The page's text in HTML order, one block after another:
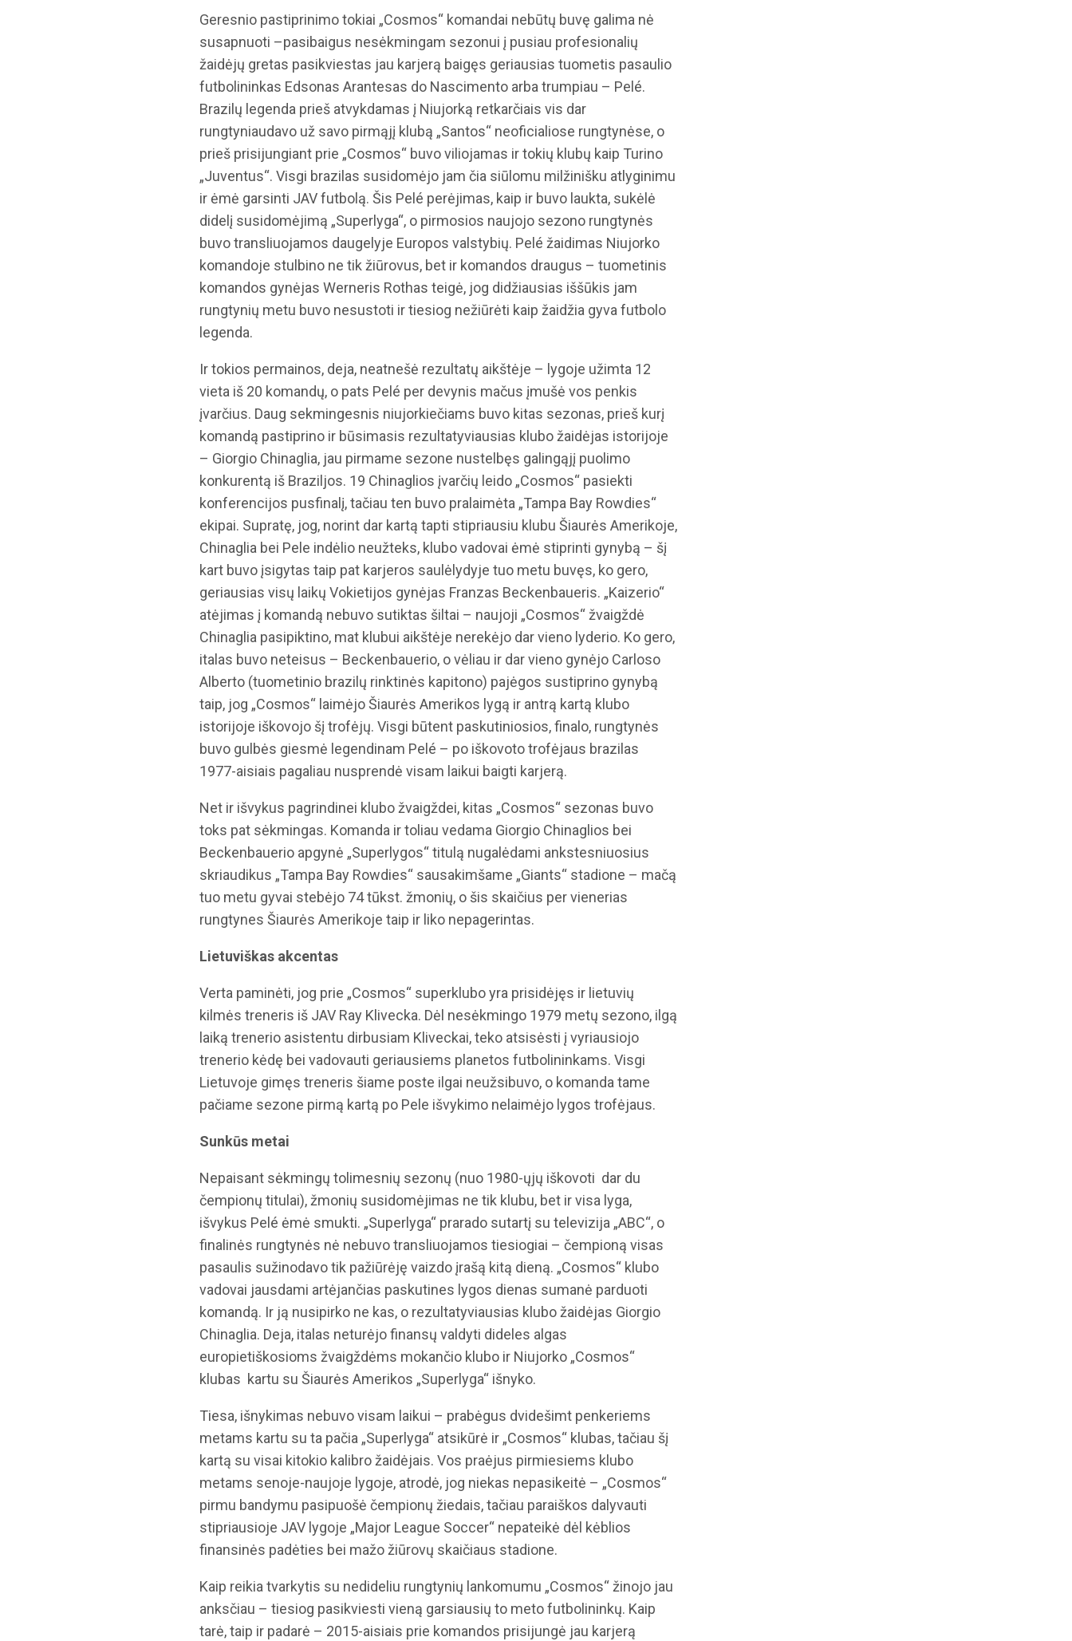
Geresnio pastiprinimo tokiai „Cosmos“ komandai nebūtų buvę galima nė
susapnuoti –pasibaigus nesėkmingam sezonui į pusiau profesionalių
žaidėjų gretas pasikviestas jau karjerą baigęs geriausias tuometis pasaulio
futbolininkas Edsonas Arantesas do Nascimento arba trumpiau – Pelé.
Brazilų legenda prieš atvykdamas į Niujorką retkarčiais vis dar
rungtyniaudavo už savo pirmąjį klubą „Santos“ neoficialiose rungtynėse, o
prieš prisijungiant prie „Cosmos“ buvo viliojamas ir tokių klubų kaip Turino
„Juventus“. Visgi brazilas susidomėjo jam čia siūlomu milžinišku atlyginimu
ir ėmė garsinti JAV futbolą. Šis Pelé perėjimas, kaip ir buvo laukta, sukėlė
didelį susidomėjimą „Superlyga“, o pirmosios naujojo sezono rungtynės
buvo transliuojamos daugelyje Europos valstybių. Pelé žaidimas Niujorko
komandoje stulbino ne tik žiūrovus, bet ir komandos draugus – tuometinis
komandos gynėjas Werneris Rothas teigė, jog didžiausias iššūkis jam
rungtynių metu buvo nesustoti ir tiesiog nežiūrėti kaip žaidžia gyva futbolo
legenda.
Ir tokios permainos, deja, neatnešė rezultatų aikštėje – lygoje užimta 12
vieta iš 20 komandų, o pats Pelé per devynis mačus įmušė vos penkis
įvarčius. Daug sekmingesnis niujorkiečiams buvo kitas sezonas, prieš kurį
komandą pastiprino ir būsimasis rezultatyviausias klubo žaidėjas istorijoje
– Giorgio Chinaglia, jau pirmame sezone nustelbęs galingąjį puolimo
konkurentą iš Braziljos. 19 Chinaglios įvarčių leido „Cosmos“ pasiekti
konferencijos pusfinalį, tačiau ten buvo pralaimėta „Tampa Bay Rowdies“
ekipai. Supratę, jog, norint dar kartą tapti stipriausiu klubu Šiaurės Amerikoje,
Chinaglia bei Pele indėlio neužteks, klubo vadovai ėmė stiprinti gynybą – šį
kart buvo įsigytas taip pat karjeros saulėlydyje tuo metu buvęs, ko gero,
geriausias visų laikų Vokietijos gynėjas Franzas Beckenbaueris. „Kaizerio“
atėjimas į komandą nebuvo sutiktas šiltai – naujoji „Cosmos“ žvaigždė
Chinaglia pasipiktino, mat klubui aikštėje nerekėjo dar vieno lyderio. Ko gero,
italas buvo neteisus – Beckenbauerio, o vėliau ir dar vieno gynėjo Carloso
Alberto (tuometinio brazilų rinktinės kapitono) pajėgos sustiprino gynybą
taip, jog „Cosmos“ laimėjo Šiaurės Amerikos lygą ir antrą kartą klubo
istorijoje iškovojo šį trofėjų. Visgi būtent paskutiniosios, finalo, rungtynės
buvo gulbės giesmė legendinam Pelé – po iškovoto trofėjaus brazilas
1977-aisiais pagaliau nusprendė visam laikui baigti karjerą.
Net ir išvykus pagrindinei klubo žvaigždei, kitas „Cosmos“ sezonas buvo
toks pat sėkmingas. Komanda ir toliau vedama Giorgio Chinaglios bei
Beckenbauerio apgynė „Superlygos“ titulą nugalėdami ankstesniuosius
skriaudikus „Tampa Bay Rowdies“ sausakimšame „Giants“ stadione – mačą
tuo metu gyvai stebėjo 74 tūkst. žmonių, o šis skaičius per vienerias
rungtynes Šiaurės Amerikoje taip ir liko nepagerintas.
Lietuviškas akcentas
Verta paminėti, jog prie „Cosmos“ superklubo yra prisidėjęs ir lietuvių
kilmės treneris iš JAV Ray Klivecka. Dėl nesėkmingo 1979 metų sezono, ilgą
laiką trenerio asistentu dirbusiam Kliveckai, teko atsisėsti į vyriausiojo
trenerio kėdę bei vadovauti geriausiems planetos futbolininkams. Visgi
Lietuvoje gimęs treneris šiame poste ilgai neužsibuvo, o komanda tame
pačiame sezone pirmą kartą po Pele išvykimo nelaimėjo lygos trofėjaus.
Sunkūs metai
Nepaisant sėkmingų tolimesnių sezonų (nuo 1980-ųjų iškovoti dar du
čempionų titulai), žmonių susidomėjimas ne tik klubu, bet ir visa lyga,
išvykus Pelé ėmė smukti. „Superlyga“ prarado sutartį su televizija „ABC“, o
finalinės rungtynės nė nebuvo transliuojamos tiesiogiai – čempioną visas
pasaulis sužinodavo tik pažiūrėję vaizdo įrašą kitą dieną. „Cosmos“ klubo
vadovai jausdami artėjančias paskutines lygos dienas sumanė parduoti
komandą. Ir ją nusipirko ne kas, o rezultatyviausias klubo žaidėjas Giorgio
Chinaglia. Deja, italas neturėjo finansų valdyti dideles algas
europietiškosioms žvaigždėms mokančio klubo ir Niujorko „Cosmos“
klubas kartu su Šiaurės Amerikos „Superlyga“ išnyko.
Tiesa, išnykimas nebuvo visam laikui – prabėgus dvidešimt penkeriems
metams kartu su ta pačia „Superlyga“ atsikūrė ir „Cosmos“ klubas, tačiau šį
kartą su visai kitokio kalibro žaidėjais. Vos praėjus pirmiesiems klubo
metams senoje-naujoje lygoje, atrodė, jog niekas nepasikeitė – „Cosmos“
pirmu bandymu pasipuošė čempionų žiedais, tačiau paraiškos dalyvauti
stipriausioje JAV lygoje „Major League Soccer“ nepateikė dėl kėblios
finansinės padėties bei mažo žiūrovų skaičiaus stadione.
Kaip reikia tvarkytis su nedideliu rungtynių lankomumu „Cosmos“ žinojo jau
anksčiau – tiesiog pasikviesti vieną garsiausių to meto futbolininkų. Kaip
tarė, taip ir padarė – 2015-aisiais prie komandos prisijungė jau karjerą